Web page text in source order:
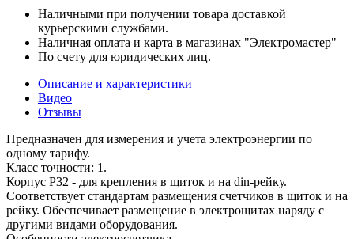
Наличными при получении товара доставкой
курьерскими службами.
Наличная оплата и карта в магазинах "Электромастер"
По счету для юридических лиц.
Описание и характеристики
Видео
Отзывы
Предназначен для измерения и учета электроэнергии по
одному тарифу.
Класс точности: 1.
Корпус Р32 - для крепления в щиток и на din-рейку.
Соответствует стандартам размещения счетчиков в щиток и на
рейку. Обеспечивает размещение в электрощитах наряду с
другими видами оборудования.